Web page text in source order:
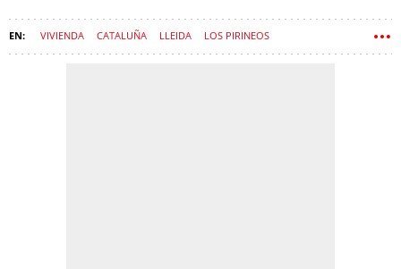
VIVIENDA CATALUÑA LLEIDA LOS PIRINEOS